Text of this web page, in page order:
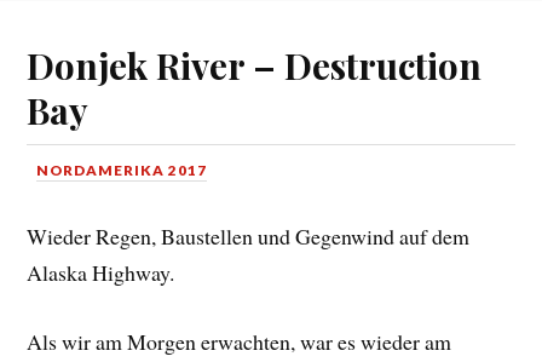
Donjek River – Destruction
Bay
NORDAMERIKA 2017
Wieder Regen, Baustellen und Gegenwind auf dem
Alaska Highway.
Als wir am Morgen erwachten, war es wieder am